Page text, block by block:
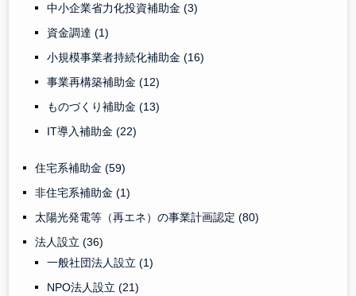
中小企業省力化投資補助金(3)
資金調達(1)
小規模事業者持続化補助金(16)
事業再構築補助金(12)
ものづくり補助金(13)
IT導入補助金(22)
住宅系補助金(59)
非住宅系補助金(1)
太陽光発電等（再エネ）の事業計画認定(80)
法人設立(36)
一般社団法人設立(1)
NPO法人設立(21)